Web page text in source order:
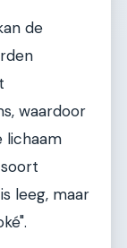
de
waardoor
lichaam
leeg, maar